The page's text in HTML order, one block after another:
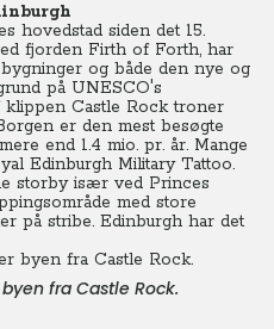
hovedstad siden det 15.
fjorden Firth of Forth, har
og både den nye og
på UNESCO's
klippen Castle Rock troner
er den mest besøgte
end 1.4 mio. pr. år. Mange
Edinburgh Military Tattoo.
storby især ved Princes
med store
på stribe. Edinburgh har det
fra Castle Rock.